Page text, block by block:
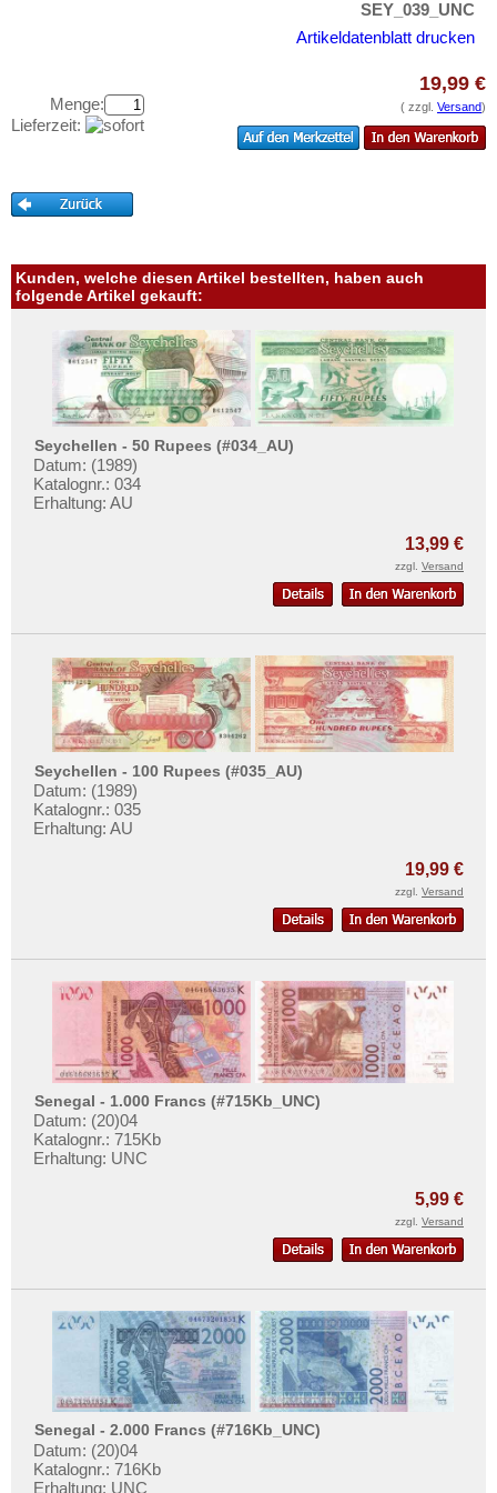
Tschad
Tunesien
Westafrikanische Staaten
Zentralafrikanische Republik
Zentralafrikanische Staaten
Zimbabwe
Aufbewahrung
Ihre Bewertungen
Informationen
Ankauf
Erhaltungsgrade
Gratisbanknoten
FAQ
Mehr über...
Privatsphäre und Datenschutz
AGB
Impressum
SEY_039_UNC
Artikeldatenblatt drucken
Menge:
Lieferzeit:
19,99 €
( zzgl. Versand)
Kunden, welche diesen Artikel bestellten, haben auch
folgende Artikel gekauft:
Seychellen - 50 Rupees (#034_AU)
Datum: (1989)
Katalognr.: 034
Erhaltung: AU
13,99 €
zzgl. Versand
Seychellen - 100 Rupees (#035_AU)
Datum: (1989)
Katalognr.: 035
Erhaltung: AU
19,99 €
zzgl. Versand
Senegal - 1.000 Francs (#715Kb_UNC)
Datum: (20)04
Katalognr.: 715Kb
Erhaltung: UNC
5,99 €
zzgl. Versand
Senegal - 2.000 Francs (#716Kb_UNC)
Datum: (20)04
Katalognr.: 716Kb
Erhaltung: UNC